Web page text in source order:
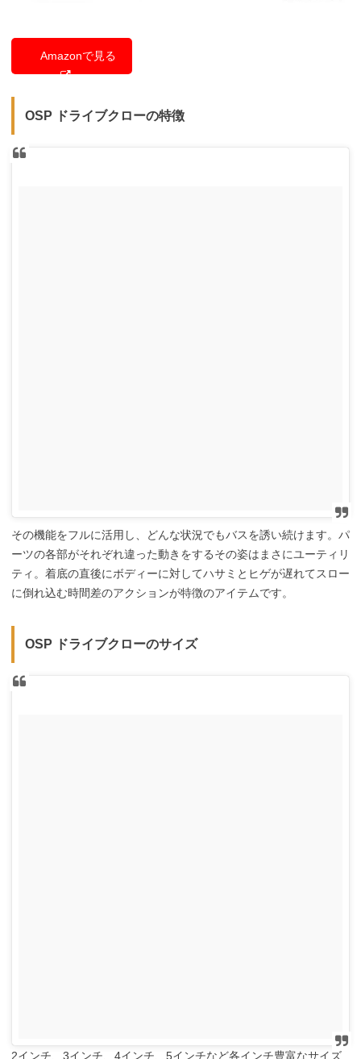
Amazonで見る
OSP ドライブクローの特徴
その機能をフルに活用し、どんな状況でもバスを誘い続けます。パ
ーツの各部がそれぞれ違った動きをするその姿はまさにユーティリ
ティ。着底の直後にボディーに対してハサミとヒゲが遅れてスロー
に倒れ込む時間差のアクションが特徴のアイテムです。
OSP ドライブクローのサイズ
2インチ、3インチ、4インチ、5インチなど各インチ豊富なサイズ